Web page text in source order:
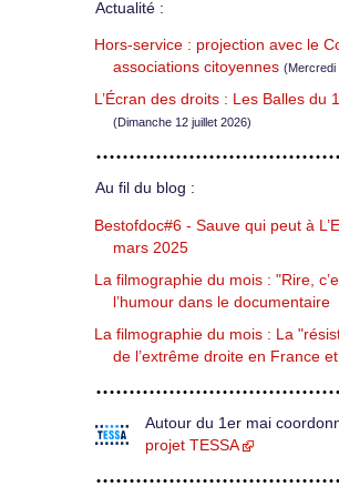
Actualité :
Hors-service : projection avec le
associations citoyennes (Mercredi
L’Écran des droits : Les Balles du
(Dimanche 12 juillet 2026)
Au fil du blog :
Bestofdoc#6 - Sauve qui peut à
mars 2025
La filmographie du mois : "Rire,
l’humour dans le documentaire
La filmographie du mois : La
de l’extrême droite en France
Autour du 1er mai
projet TESSA